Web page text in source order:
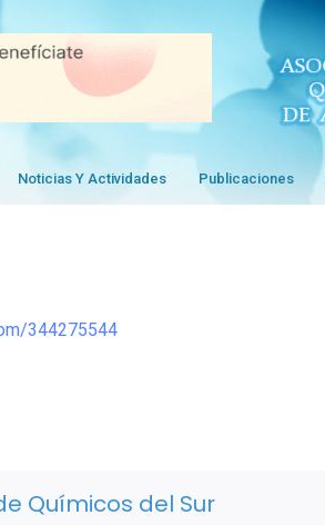
Noticias Y Actividades Publicaciones
344275544
Químicos del Sur